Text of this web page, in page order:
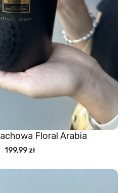
Floral Arabia
199,99 zł